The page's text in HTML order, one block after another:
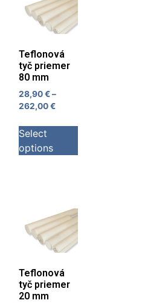
Teflonová
tyč priemer
80 mm
28,90€–
262,00€
Select
options
Teflonová
tyč priemer
20 mm